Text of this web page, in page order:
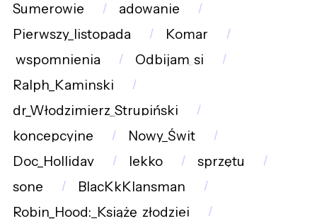
Sumerowie
adowanie
Pierwszy_listopada
Komar
wspomnienia
Odbijam_si
Ralph_Kaminski
dr_Włodzimierz_Strupiński
koncepcyjne
Nowy_Świt
Doc_Holliday
lekko
sprzętu
sone
BlacKkKlansman
Robin_Hood:_Książę_złodziei